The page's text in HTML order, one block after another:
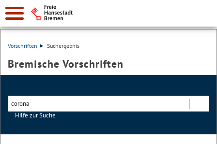
Vorschriften Suchergebnis
Bremische Vorschriften
Hilfe zur Suche